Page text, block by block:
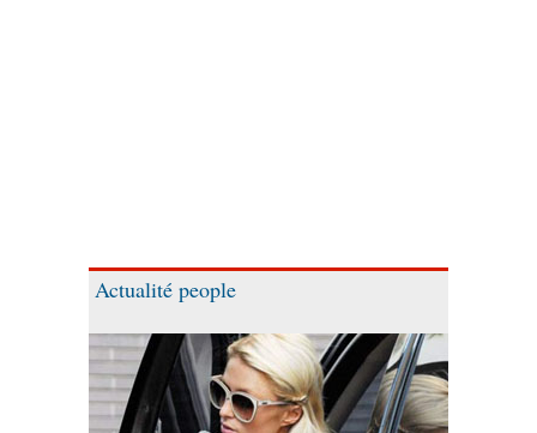
Actualité people